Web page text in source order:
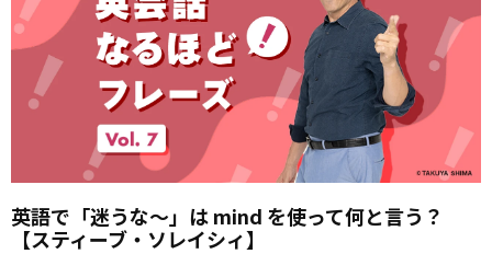
英語で「迷うな～」は mind を使って何と言う？
【スティーブ・ソレイシィ】